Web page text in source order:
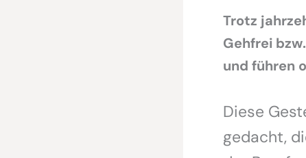
Trotz
Gehfrei
und führen
Diese
gedacht,